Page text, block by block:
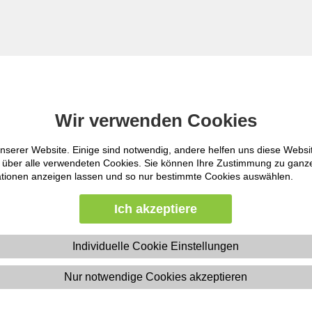
mein Auftreten –
Benutzen wir unseren Verstand, oder
genauer kennen. Geben Sie Ihrer
Ihre persönliche Glaubwürdigkeit
und Ihrer Kompetenz, sondern auf
Praktizieren Sie verantwortliches
Wir verwenden Cookies
Website. Einige sind notwendig, andere helfen uns diese
alle verwendeten Cookies. Sie können Ihre Zustimmung zu
anzeigen lassen und so nur bestimmte Cookies auswählen.
Ich akzeptiere
Individuelle Cookie Einstellungen
Nur notwendige Cookies akzeptieren
Wir verwenden Cookies
Website. Einige sind notwendig, andere helfen uns diese
alle verwendeten Cookies. Sie können Ihre Zustimmung zu
anzeigen lassen und so nur bestimmte Cookies auswählen.
Ich akzeptiere
Individuelle Cookie Einstellungen
Nur notwendige Cookies akzeptieren